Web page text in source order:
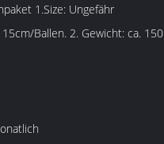
1.Size: Ungefähr
Ballen. 2. Gewicht: ca. 150